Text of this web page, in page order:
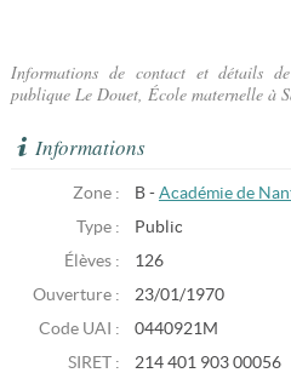
Informations de contact et détails
publique Le Douet, École maternelle à
Informations
Zone : B - Académie de
Type :
Public
Élèves :
126
Ouverture :
23/01/1970
Code UAI :
0440921M
SIRET :
214 401 903 00056